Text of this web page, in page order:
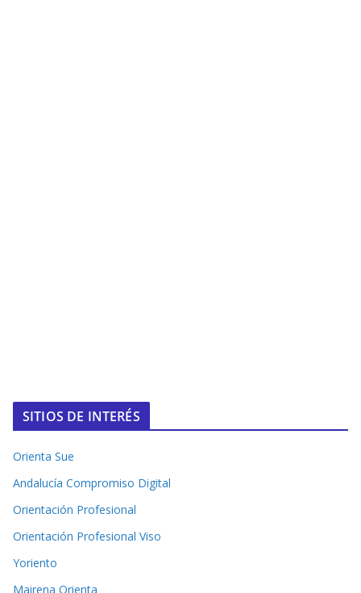
SITIOS DE INTERÉS
Orienta Sue
Andalucía Compromiso Digital
Orientación Profesional
Orientación Profesional Viso
Yoriento
Mairena Orienta